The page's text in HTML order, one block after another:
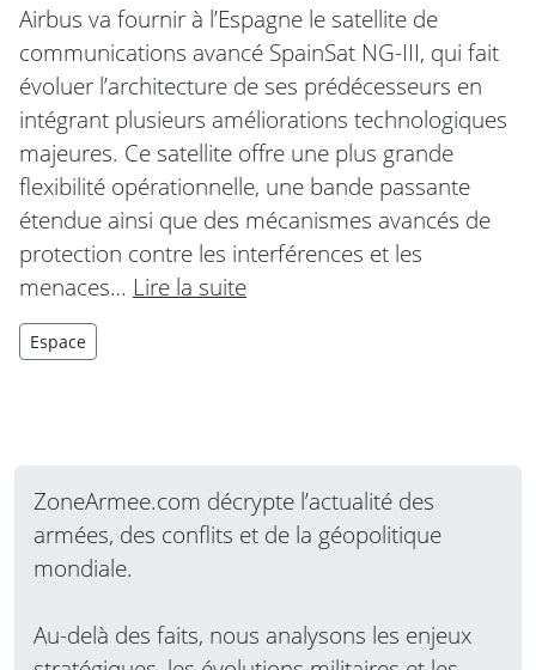
Airbus va fournir à l’Espagne le satellite de
communications avancé SpainSat NG-III, qui fait
évoluer l’architecture de ses prédécesseurs en
intégrant plusieurs améliorations technologiques
majeures. Ce satellite offre une plus grande
flexibilité opérationnelle, une bande passante
étendue ainsi que des mécanismes avancés de
protection contre les interférences et les
menaces… Lire la suite
Espace
ZoneArmee.com décrypte l’actualité des
armées, des conflits et de la géopolitique
mondiale.
Au-delà des faits, nous analysons les enjeux